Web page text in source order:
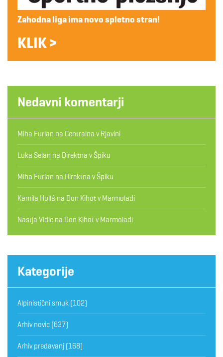
Zahodna liga ima novo spletno stran!
KLIK >
Nedavni komentarji
Miha Furlan na Centralna v Rjavini
Luka Selan na Direktna v Špiku
Miha Furlan na Direktna v Špiku
Kamila Hollá na Don Kihot v Marmoladi
Nastja Vidic na Don Kihot v Marmoladi
Kategorije
Alpinistični smuk (102)
Arhiv novic (637)
Arhiv predavanj (168)